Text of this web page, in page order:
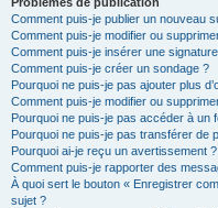
Comment puis-je publier un nouveau
Comment puis-je modifier ou
Comment puis-je insérer une
Comment puis-je créer un sondage ?
Pourquoi ne puis-je pas ajouter plus
Comment puis-je modifier ou
Pourquoi ne puis-je pas accéder à un
Pourquoi ne puis-je pas transférer de
Pourquoi ai-je reçu un avertissement ?
Comment puis-je rapporter des
À quoi sert le bouton « Enregistrer
sujet ?